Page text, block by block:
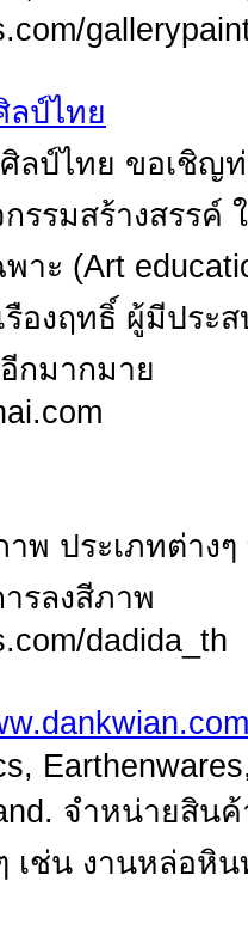
ลป์ไทย
ลป์ไทย ขอเชิญ
รรมสร้างสรรค์
าะ (Art
รืองฤทธิ์ ผู้มีปร
กมากมาย
พ ประเภทต่าง
รลงสีภาพ
dadida_th
จำหน่ายสิ
ช่น งานหล่อหิน